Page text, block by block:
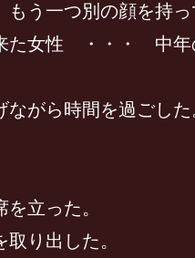
う一つ別の顔を持っ
た女性 ・・・ 中
がら時間を過ごした
立った。
り出した。